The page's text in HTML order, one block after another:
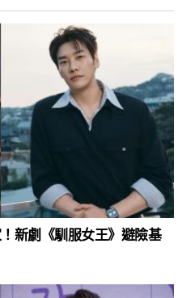
新劇《馴服女王》避險基